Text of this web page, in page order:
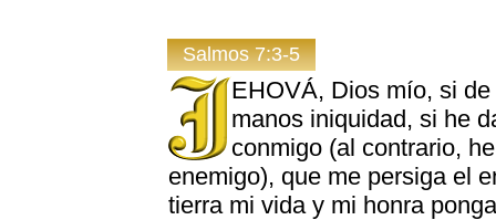
Salmos 7:3-5
EHOVÁ, Dios mío, si
manos iniquidad, si he
conmigo (al contrario,
enemigo), que me persiga el
tierra mi vida y mi honra